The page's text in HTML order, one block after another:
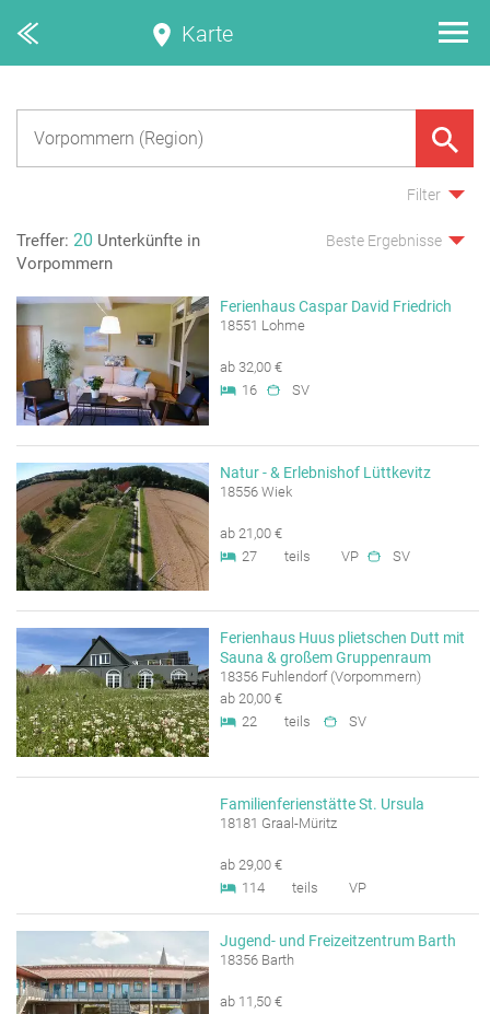
Karte
Filter
Treffer: 20 Unterkünfte in
Vorpommern
Beste Ergebnisse
Ferienhaus Caspar David Friedrich
18551 Lohme
ab 32,00 €
16
SV
Natur - & Erlebnishof Lüttkevitz
18556 Wiek
ab 21,00 €
27
teils VP SV
Ferienhaus Huus plietschen Dutt mit
Sauna & großem Gruppenraum
18356 Fuhlendorf (Vorpommern)
ab 20,00 €
22
teils SV
Familienferienstätte St. Ursula
18181 Graal-Müritz
ab 29,00 €
114
teils VP
Jugend- und Freizeitzentrum Barth
18356 Barth
ab 11,50 €